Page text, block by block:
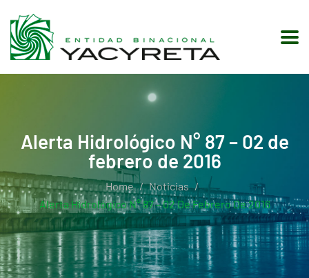
Alerta Hidrológico N° 87 – 02 de
febrero de 2016
Home
Noticias
Alerta Hidrológico N° 87 – 02 De Febrero De 2016